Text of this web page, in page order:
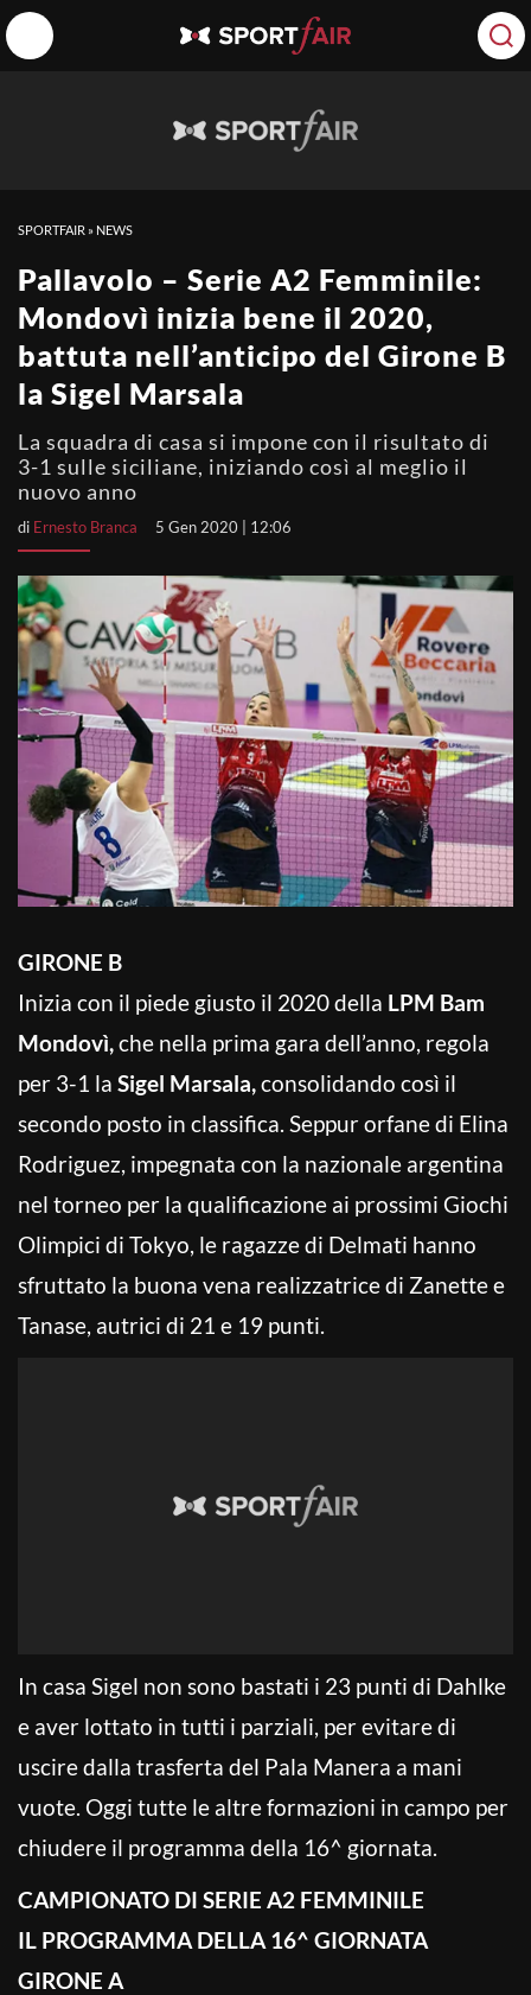
SPORTFAIR » NEWS
Pallavolo – Serie A2 Femminile:
Mondovì inizia bene il 2020,
battuta nell’anticipo del Girone B
la Sigel Marsala
La squadra di casa si impone con il risultato di
3-1 sulle siciliane, iniziando così al meglio il
nuovo anno
di Ernesto Branca 5 Gen 2020 | 12:06
GIRONE B
Inizia con il piede giusto il 2020 della LPM Bam
Mondovì,che nella prima gara dell’anno, regola
per 3-1 la Sigel Marsala,consolidando così il
secondo posto in classifica. Seppur orfane di Elina
Rodriguez, impegnata con la nazionale argentina
nel torneo per la qualificazione ai prossimi Giochi
Olimpici di Tokyo, le ragazze di Delmati hanno
sfruttato la buona vena realizzatrice di Zanette e
Tanase, autrici di 21 e 19 punti.
In casa Sigel non sono bastati i 23 punti di Dahlke
e aver lottato in tutti i parziali, per evitare di
uscire dalla trasferta del Pala Manera a mani
vuote. Oggi tutte le altre formazioni in campo per
chiudere il programma della 16^ giornata.
CAMPIONATO DI SERIE A2 FEMMINILE
IL PROGRAMMA DELLA 16^ GIORNATA
GIRONE A